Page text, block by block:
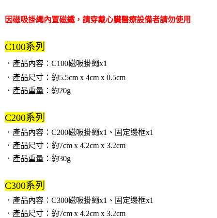
因磁吸掛繩內置磁鐵，請穿戴心臟醫療設備者請勿使用
C100系列
．產品內容：C100磁吸掛繩x1
． 產品尺寸：約5.5cm x 4cm x 0.5cm
． 產品重量：約20g
C200系列
．產品內容：C200磁吸掛繩x1、固定邊框x1
． 產品尺寸：約7cm x 4.2cm x 3.2cm
． 產品重量：約30g
C300系列
．產品內容：C300磁吸掛繩x1、固定邊框x1
． 產品尺寸：約7cm x 4.2cm x 3.2cm